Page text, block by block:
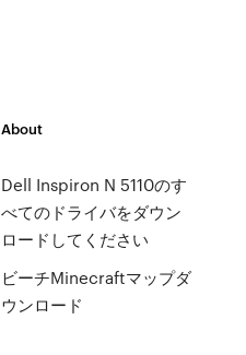
About
Dell Inspiron N 5110のす
べてのドライバをダウン
ロードしてください
ビーチMinecraftマップダ
ウンロード